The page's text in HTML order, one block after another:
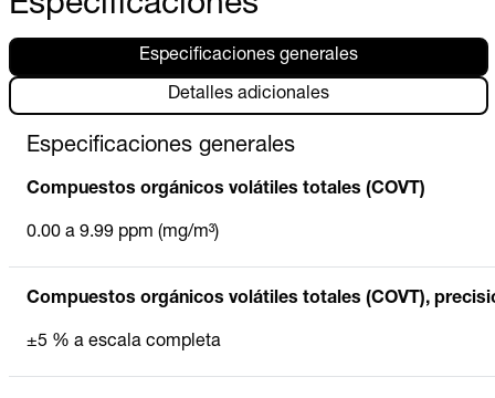
Especificaciones generales
Detalles adicionales
Especificaciones generales
Compuestos orgánicos volátiles totales (COVT)
0.00 a 9.99 ppm (mg/m³)
Compuestos orgánicos volátiles totales (COVT),
±5 % a escala completa